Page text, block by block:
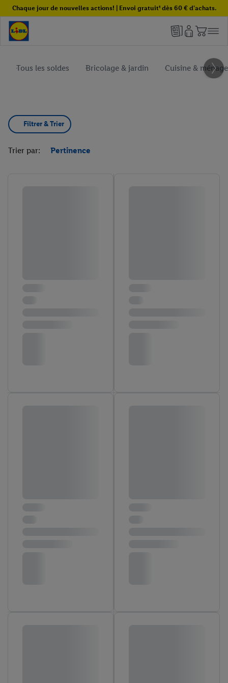
Chaque jour de nouvelles actions! | Envoi gratuit¹ dès 60 € d'achats.
Tous les soldes Bricolage & jardin Cuisine & ménage
Filtrer & Trier
Trier par: Pertinence